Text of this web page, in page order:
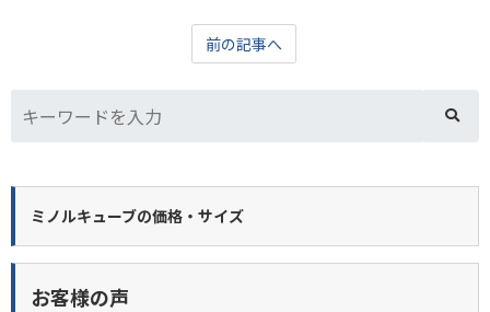
前の記事へ
ミノルキューブの価格・サイズ
お客様の声